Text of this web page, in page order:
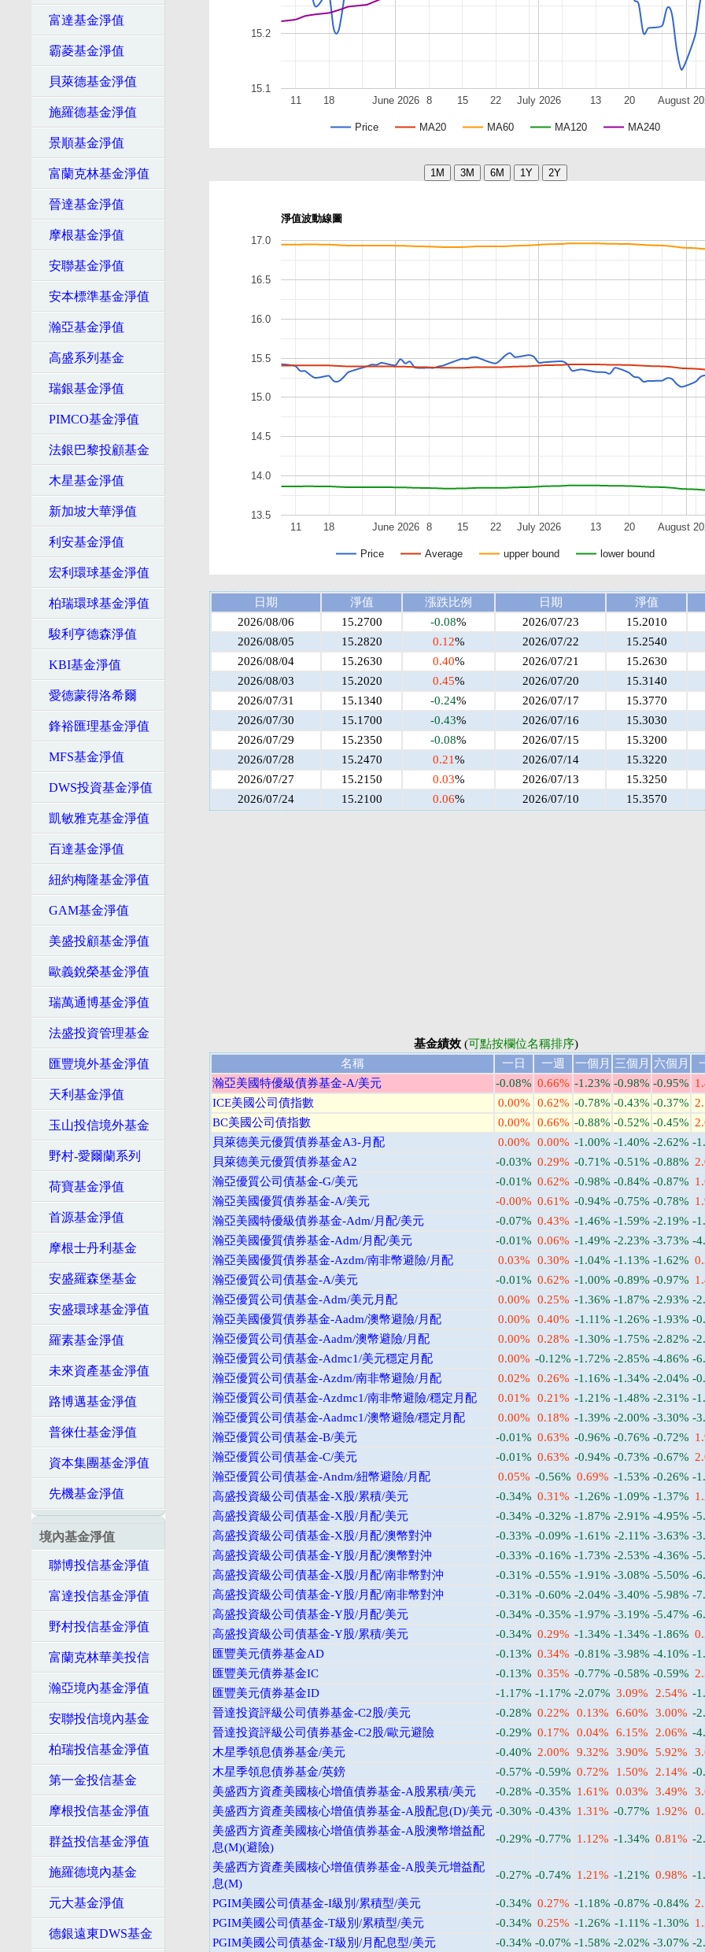
富達基金淨值
霸菱基金淨值
貝萊德基金淨值
施羅德基金淨值
景順基金淨值
富蘭克林基金淨值
晉達基金淨值
摩根基金淨值
安聯基金淨值
安本標準基金淨值
瀚亞基金淨值
高盛系列基金
瑞銀基金淨值
PIMCO基金淨值
法銀巴黎投顧基金
木星基金淨值
新加坡大華淨值
利安基金淨值
宏利環球基金淨值
柏瑞環球基金淨值
駿利亨德森淨值
KBI基金淨值
愛德蒙得洛希爾
鋒裕匯理基金淨值
MFS基金淨值
DWS投資基金淨值
凱敏雅克基金淨值
百達基金淨值
紐約梅隆基金淨值
GAM基金淨值
美盛投顧基金淨值
歐義銳榮基金淨值
瑞萬通博基金淨值
法盛投資管理基金
匯豐境外基金淨值
天利基金淨值
玉山投信境外基金
野村-愛爾蘭系列
荷寶基金淨值
首源基金淨值
摩根士丹利基金
安盛羅森堡基金
安盛環球基金淨值
羅素基金淨值
未來資產基金淨值
路博邁基金淨值
普徠仕基金淨值
資本集團基金淨值
先機基金淨值
境內基金淨值
聯博投信基金淨值
富達投信基金淨值
野村投信基金淨值
富蘭克林華美投信
瀚亞境內基金淨值
安聯投信境內基金
柏瑞投信基金淨值
第一金投信基金
摩根投信基金淨值
群益投信基金淨值
施羅德境內基金
元大基金淨值
德銀遠東DWS基金
Price MA20 MA60 MA120 MA240
June 2026 July 2026 August
11 18 8 15 22 13 20
15.1
15.2
淨值波動線圖
Price Average upper bound lower bound
June 2026 July 2026 August
11 18 8 15 22 13 20
13.5
14.0
14.5
15.0
15.5
16.0
16.5
17.0
日期 淨值 漲跌比例 日期
淨值
2026/08/06
15.2700 -0.08% 2026/07/23
15.2010
2026/08/05
15.2820 0.12% 2026/07/22
15.2540
2026/08/04
15.2630 0.40% 2026/07/21
15.2630
2026/08/03
15.2020 0.45% 2026/07/20
15.3140
2026/07/31
15.1340 -0.24% 2026/07/17
15.3770
2026/07/30
15.1700 -0.43% 2026/07/16
15.3030
2026/07/29
15.2350 -0.08% 2026/07/15
15.3200
2026/07/28
15.2470 0.21% 2026/07/14
15.3220
2026/07/27
15.2150 0.03% 2026/07/13
15.3250
2026/07/24
15.2100 0.06% 2026/07/10 15.3570
基金績效(可點按欄位名稱排序)
名稱
一日 一週 一個月 三個月 六個月
瀚亞美國特優級債券基金-A/美元
-0.08% 0.66% -1.23% -0.98% -0.95%
ICE美國公司債指數
0.00% 0.62% -0.78% -0.43% -0.37%
BC美國公司債指數
0.00% 0.66% -0.88% -0.52% -0.45%
貝萊德美元優質債券基金A3-月配
0.00% 0.00% -1.00% -1.40% -2.62% -
貝萊德美元優質債券基金A2
-0.03% 0.29% -0.71% -0.51% -0.88%
瀚亞優質公司債基金-G/美元
-0.01% 0.62% -0.98% -0.84% -0.87%
瀚亞美國優質債券基金-A/美元
-0.00% 0.61% -0.94% -0.75% -0.78%
瀚亞美國特優級債券基金-Adm/月配/美元
-0.07% 0.43% -1.46% -1.59% -2.19% -
瀚亞美國優質債券基金-Adm/月配/美元
-0.01% 0.06% -1.49% -2.23% -3.73% -
瀚亞美國優質債券基金-Azdm/南非幣避險/月配
0.03% 0.30% -1.04% -1.13% -1.62%
瀚亞優質公司債基金-A/美元
-0.01% 0.62% -1.00% -0.89% -0.97%
瀚亞優質公司債基金-Adm/美元月配
0.00% 0.25% -1.36% -1.87% -2.93% -
瀚亞美國優質債券基金-Aadm/澳幣避險/月配
0.00% 0.40% -1.11% -1.26% -1.93% -
瀚亞優質公司債基金-Aadm/澳幣避險/月配
0.00% 0.28% -1.30% -1.75% -2.82% -
瀚亞優質公司債基金-Admc1/美元穩定月配
0.00% -0.12% -1.72% -2.85% -4.86% -
瀚亞優質公司債基金-Azdm/南非幣避險/月配
0.02% 0.26% -1.16% -1.34% -2.04% -
瀚亞優質公司債基金-Azdmc1/南非幣避險/穩定月配
0.01% 0.21% -1.21% -1.48% -2.31% -
瀚亞優質公司債基金-Aadmc1/澳幣避險/穩定月配
0.00% 0.18% -1.39% -2.00% -3.30% -
瀚亞優質公司債基金-B/美元
-0.01% 0.63% -0.96% -0.76% -0.72%
瀚亞優質公司債基金-C/美元
-0.01% 0.63% -0.94% -0.73% -0.67%
瀚亞優質公司債基金-Andm/紐幣避險/月配
0.05% -0.56% 0.69% -1.53% -0.26% -
高盛投資級公司債基金-X股/累積/美元
-0.34% 0.31% -1.26% -1.09% -1.37%
高盛投資級公司債基金-X股/月配/美元
-0.34% -0.32% -1.87% -2.91% -4.95% -
高盛投資級公司債基金-X股/月配/澳幣對沖
-0.33% -0.09% -1.61% -2.11% -3.63% -
高盛投資級公司債基金-Y股/月配/澳幣對沖
-0.33% -0.16% -1.73% -2.53% -4.36% -
高盛投資級公司債基金-X股/月配/南非幣對沖
-0.31% -0.55% -1.91% -3.08% -5.50% -
高盛投資級公司債基金-Y股/月配/南非幣對沖
-0.31% -0.60% -2.04% -3.40% -5.98% -
高盛投資級公司債基金-Y股/月配/美元
-0.34% -0.35% -1.97% -3.19% -5.47% -
高盛投資級公司債基金-Y股/累積/美元
-0.34% 0.29% -1.34% -1.34% -1.86%
匯豐美元債券基金AD
-0.13% 0.34% -0.81% -3.98% -4.10% -
匯豐美元債券基金IC
-0.13% 0.35% -0.77% -0.58% -0.59%
匯豐美元債券基金ID
-1.17% -1.17% -2.07% 3.09% 2.54% -
晉達投資評級公司債券基金-C2股/美元
-0.28% 0.22% 0.13% 6.60% 3.00% -
晉達投資評級公司債券基金-C2股/歐元避險
-0.29% 0.17% 0.04% 6.15% 2.06% -
木星季領息債券基金/美元
-0.40% 2.00% 9.32% 3.90% 5.92%
木星季領息債券基金/英鎊
-0.57% -0.59% 0.72% 1.50% 2.14% -
美盛西方資產美國核心增值債券基金-A股累積/美元
-0.28% -0.35% 1.61% 0.03% 3.49%
美盛西方資產美國核心增值債券基金-A股配息(D)/美元 -0.30% -0.43% 1.31% -0.77% 1.92%
美盛西方資產美國核心增值債券基金-A股澳幣增益配
息(M)(避險)
-0.29% -0.77% 1.12% -1.34% 0.81% -
美盛西方資產美國核心增值債券基金-A股美元增益配
息(M)
-0.27% -0.74% 1.21% -1.21% 0.98% -
PGIM美國公司債基金-I級別/累積型/美元 -0.34% 0.27% -1.18% -0.87% -0.84%
PGIM美國公司債基金-T級別/累積型/美元
-0.34% 0.25% -1.26% -1.11% -1.30%
PGIM美國公司債基金-T級別/月配息型/美元
-0.34% -0.07% -1.58% -2.02% -3.07% -